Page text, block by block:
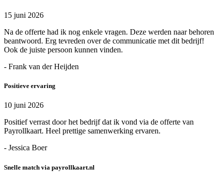
15 juni 2026
Na de offerte had ik nog enkele vragen. Deze werden naar behoren
beantwoord. Erg tevreden over de communicatie met dit bedrijf!
Ook de juiste persoon kunnen vinden.
- Frank van der Heijden
Positieve ervaring
10 juni 2026
Positief verrast door het bedrijf dat ik vond via de offerte van
Payrollkaart. Heel prettige samenwerking ervaren.
- Jessica Boer
Snelle match via payrollkaart.nl